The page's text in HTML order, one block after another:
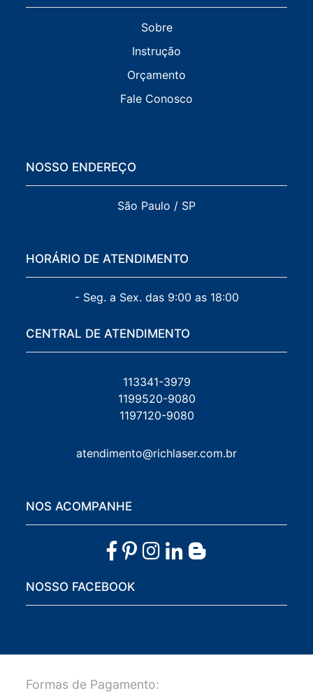
Sobre
Instrução
Orçamento
Fale Conosco
NOSSO ENDEREÇO
São Paulo / SP
HORÁRIO DE ATENDIMENTO
- Seg. a Sex. das 9:00 as 18:00
CENTRAL DE ATENDIMENTO
113341-3979
1199520-9080
1197120-9080
atendimento@richlaser.com.br
NOS ACOMPANHE
NOSSO FACEBOOK
Formas de Pagamento: